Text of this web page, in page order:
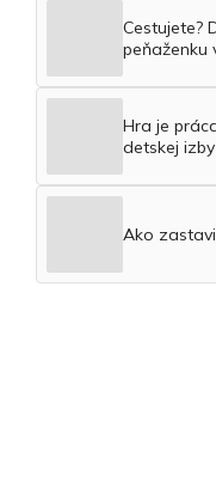
Cestujete?
peňaženku
Hra je
detskej
Ako